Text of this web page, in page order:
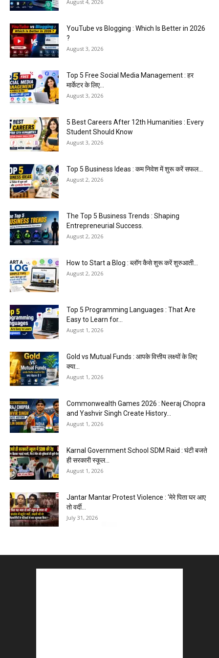
August 4, 2026
YouTube vs Blogging : Which Is Better in 2026
?
August 3, 2026
Top 5 Free Social Media Management : हर
मार्केटर के लिए...
August 3, 2026
5 Best Careers After 12th Humanities : Every
Student Should Know
August 3, 2026
Top 5 Business Ideas : कम निवेश में शुरू करें सफल...
August 2, 2026
The Top 5 Business Trends : Shaping
Entrepreneurial Success.
August 2, 2026
How to Start a Blog : ब्लॉग कैसे शुरू करें शुरुआती...
August 2, 2026
Top 5 Programming Languages : That Are
Easy to Learn for...
August 1, 2026
Gold vs Mutual Funds : आपके वित्तीय लक्ष्यों के लिए
क्या...
August 1, 2026
Commonwealth Games 2026 : Neeraj Chopra
and Yashvir Singh Create History...
August 1, 2026
Karnal Government School SDM Raid : घंटी बजते
ही सरकारी स्कूल...
August 1, 2026
Jantar Mantar Protest Violence : ‘मेरे पिता घर आए
तो वर्दी...
July 31, 2026